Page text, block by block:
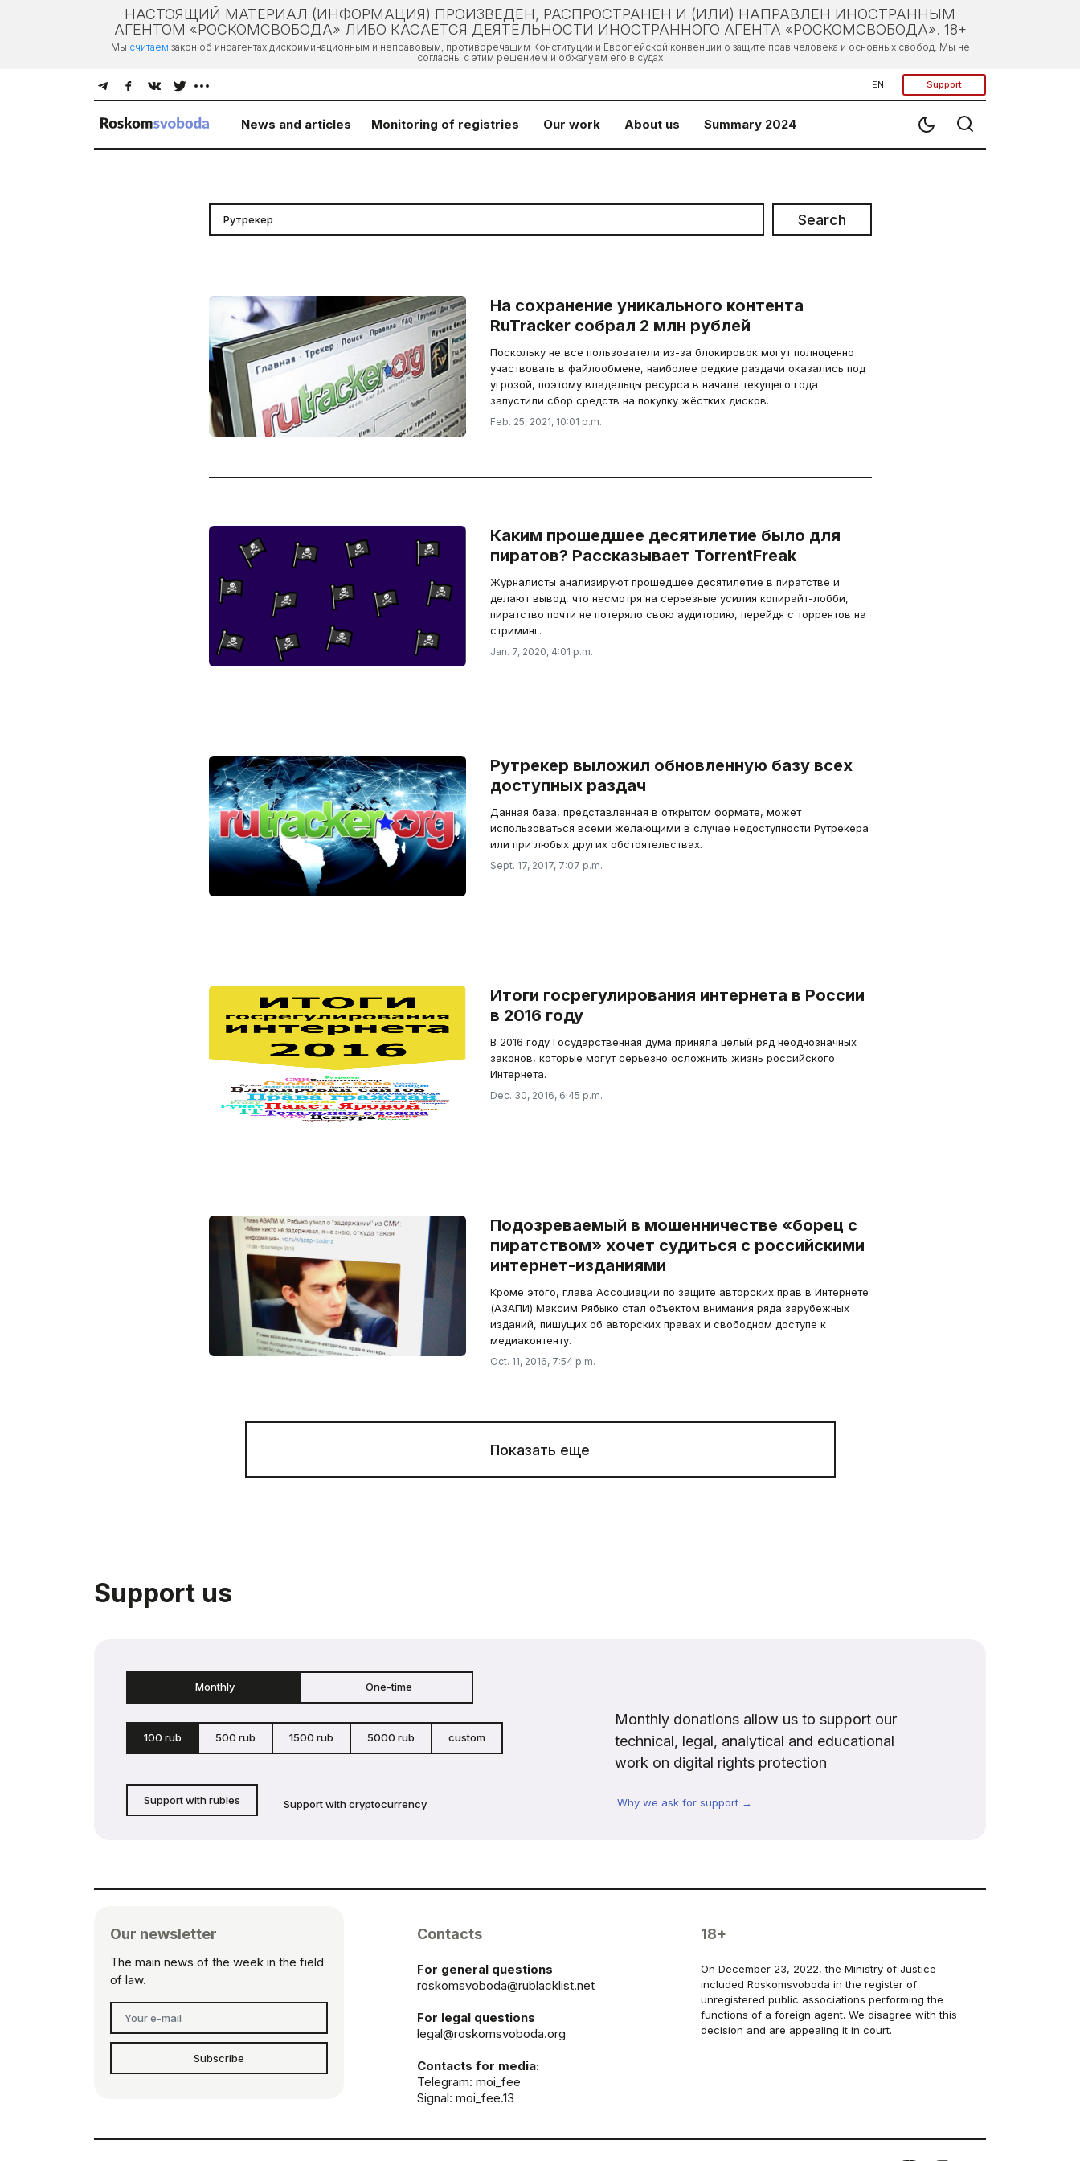
НАСТОЯЩИЙ МАТЕРИАЛ (ИНФОРМАЦИЯ) ПРОИЗВЕДЕН, РАСПРОСТРАНЕН И (ИЛИ) НАПРАВЛЕН ИНОСТРАННЫМ
АГЕНТОМ «РОСКОМСВОБОДА» ЛИБО КАСАЕТСЯ ДЕЯТЕЛЬНОСТИ ИНОСТРАННОГО АГЕНТА «РОСКОМСВОБОДА». 18+
Мы считаем закон об иноагентах дискриминационным и неправовым, противоречащим Конституции и Европейской конвенции о защите прав человека и основных свобод. Мы не
согласны с этим решением и обжалуем его в судах
EN Support
News and articles Monitoring of registries Our work About us Summary 2024
Search
На сохранение уникального контента
RuTracker собрал 2 млн рублей
Поскольку не все пользователи из-за блокировок могут полноценно
участвовать в файлообмене, наиболее редкие раздачи оказались под
угрозой, поэтому владельцы ресурса в начале текущего года
запустили сбор средств на покупку жёстких дисков.
Feb. 25, 2021, 10:01 p.m.
Каким прошедшее десятилетие было для
пиратов? Рассказывает TorrentFreak
Журналисты анализируют прошедшее десятилетие в пиратстве и
делают вывод, что несмотря на серьезные усилия копирайт-лобби,
пиратство почти не потеряло свою аудиторию, перейдя с торрентов на
стриминг.
Jan. 7, 2020, 4:01 p.m.
Рутрекер выложил обновленную базу всех
доступных раздач
Данная база, представленная в открытом формате, может
использоваться всеми желающими в случае недоступности Рутрекера
или при любых других обстоятельствах.
Sept. 17, 2017, 7:07 p.m.
Итоги госрегулирования интернета в России
в 2016 году
В 2016 году Государственная дума приняла целый ряд неоднозначных
законов, которые могут серьезно осложнить жизнь российского
Интернета.
Dec. 30, 2016, 6:45 p.m.
Подозреваемый в мошенничестве «борец с
пиратством» хочет судиться с российскими
интернет-изданиями
Кроме этого, глава Ассоциации по защите авторских прав в Интернете
(АЗАПИ) Максим Рябыко стал объектом внимания ряда зарубежных
изданий, пишущих об авторских правах и свободном доступе к
медиаконтенту.
Oct. 11, 2016, 7:54 p.m.
Показать еще
Support us
Monthly One-time
100 rub 500 rub 1500 rub 5000 rub custom
Support with rubles Support with cryptocurrency
Monthly donations allow us to support our
technical, legal, analytical and educational
work on digital rights protection
Why we ask for support →
Our newsletter
The main news of the week in the field
of law.
Subscribe
Contacts
For general questions
roskomsvoboda@rublacklist.net
For legal questions
legal@roskomsvoboda.org
Contacts for media:
Telegram: moi_fee
Signal: moi_fee.13
18+
On December 23, 2022, the Ministry of Justice
included Roskomsvoboda in the register of
unregistered public associations performing the
functions of a foreign agent. We disagree with this
decision and are appealing it in court.